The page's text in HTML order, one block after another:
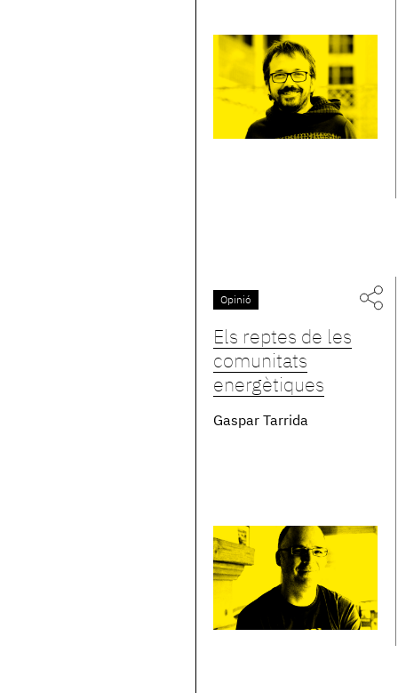
Opinió
Els reptes de les
comunitats
energètiques
Gaspar Tarrida